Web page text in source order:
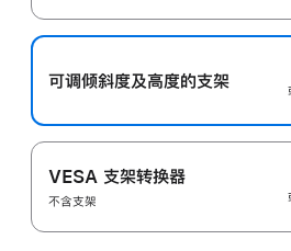
可调倾斜度及高‍度的支‍架
VESA 支架转换器
不含支架